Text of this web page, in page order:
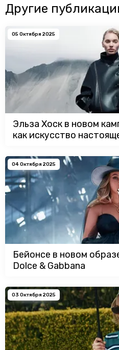
Другие
05 Октября 2025
Эльза Хоск в новом
как искусство
04 Октября 2025
Бейонсе в новом
Dolce & Gabbana
03 Октября 2025